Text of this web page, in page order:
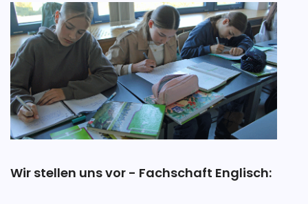
Wir stellen uns vor - Fachschaft Englisch: